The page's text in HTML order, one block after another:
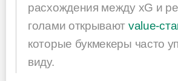
расхождения между xG и
голами открывают value-
которые букмекеры часто
виду.